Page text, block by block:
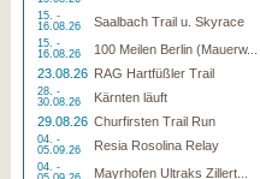
15. -
16.08.26
Saalbach Trail u. Skyrace
15. -
16.08.26
100 Meilen Berlin (Mauerw...
23.08.26 RAG Hartfüßler Trail
28. -
30.08.26
Kärnten läuft
29.08.26 Churfirsten Trail Run
04. -
05.09.26
Resia Rosolina Relay
04. -
Mayrhofen Ultraks Zillert...